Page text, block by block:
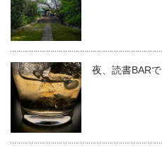
夜、読書BARで